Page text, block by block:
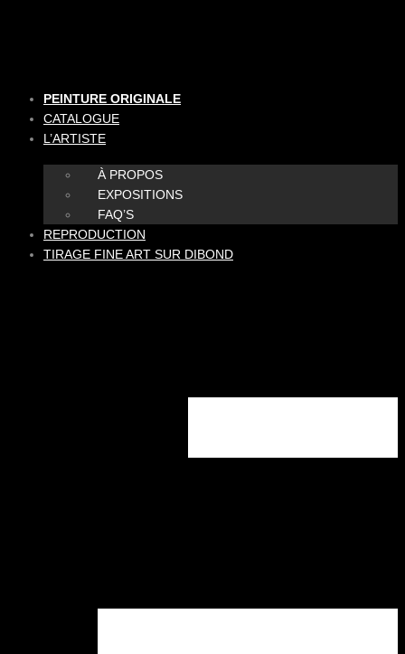
PEINTURE ORIGINALE
CATALOGUE
L’ARTISTE
À PROPOS
EXPOSITIONS
FAQ’S
REPRODUCTION
TIRAGE FINE ART SUR DIBOND